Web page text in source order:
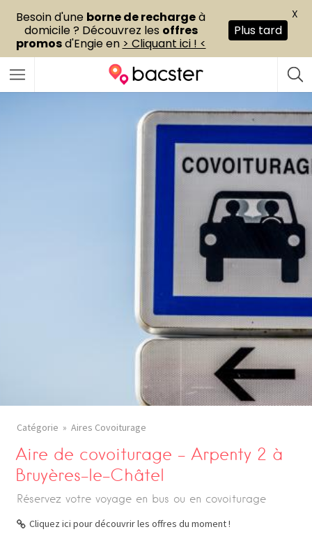
Catégorie Aires Covoiturage
Aire de covoiturage – Arpenty 2 à
Bruyères-le-Châtel
Réservez votre voyage en bus ou en covoiturage
Cliquez ici pour découvrir les offres du moment !
Besoin d'une borne de rechargeà
domicile ? Découvrez les offres
promosd'Engie en > Cliquant ici ! <
Plus tard
X